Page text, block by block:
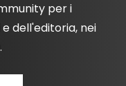
per i
dell'editoria, nei